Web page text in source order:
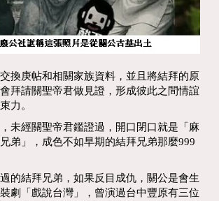
換庚帖和相關家族資料，並且將結拜的原
拜請關聖帝君做見證，形成彼此之間情誼
力。
未經關聖帝君鑑證過，開口閉口就是「麻
弟」，成色不如早期的結拜兄弟那麼999
的結拜兄弟，如果反目成仇，關公是會生
劇「戲說台灣」，曾演過台中豐原有三位